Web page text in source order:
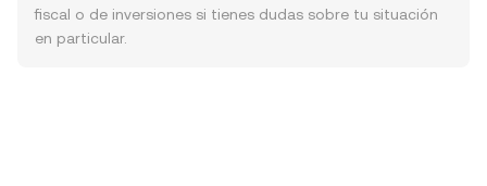
fiscal o de inversiones si tienes dudas sobre tu situación
en particular.